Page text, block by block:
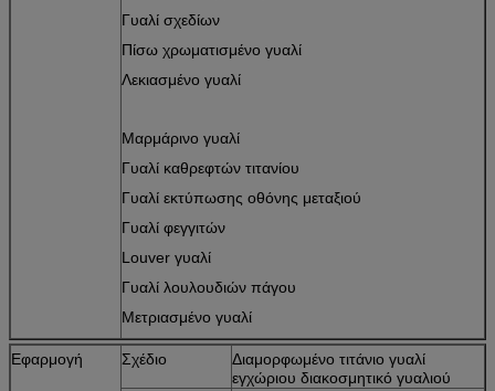
Γυαλί σχεδίων
Πίσω χρωματισμένο γυαλί
Λεκιασμένο γυαλί
Μαρμάρινο γυαλί
Γυαλί καθρεφτών τιτανίου
Γυαλί εκτύπωσης οθόνης μεταξιού
Γυαλί φεγγιτών
Louver γυαλί
Γυαλί λουλουδιών πάγου
Μετριασμένο γυαλί
Εφαρμογή Σχέδιο
Διαμορφωμένο τιτάνιο γυαλί
εγχώριου διακοσμητικό γυαλιού